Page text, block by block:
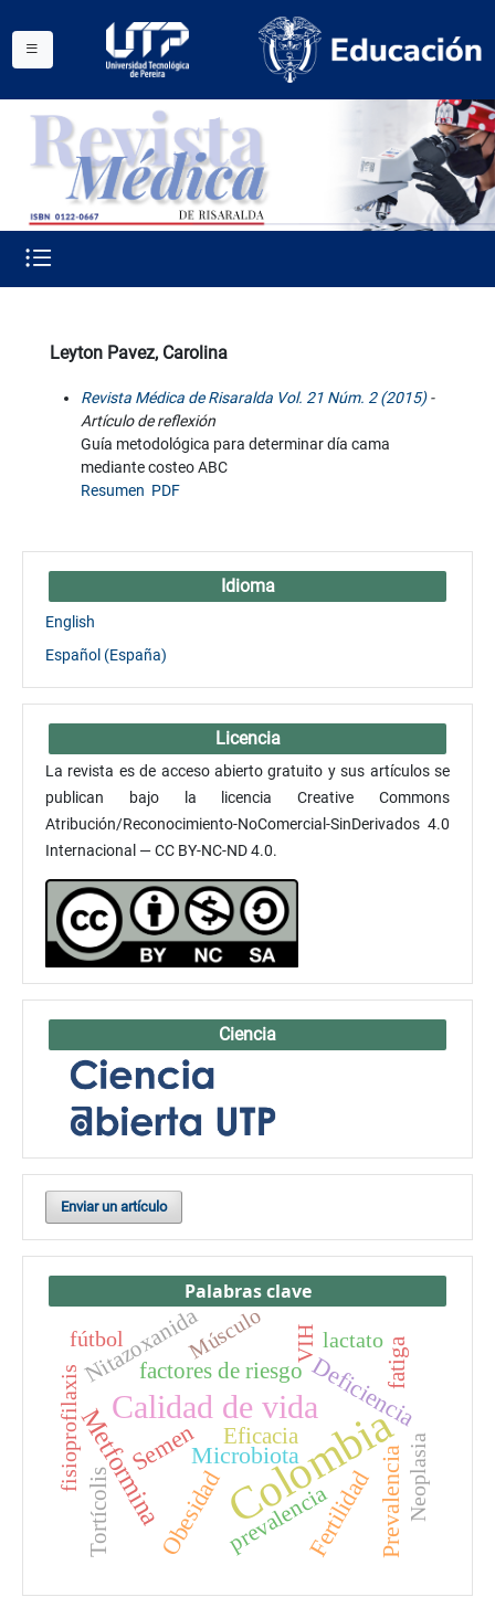
Leyton Pavez, Carolina
Revista Médica de Risaralda Vol. 21 Núm. 2 (2015)-
Artículo de reflexión
Guía metodológica para determinar día cama
mediante costeo ABC
Resumen PDF
Idioma
English
Español (España)
Licencia
La revista es de acceso abierto gratuito y sus artículos se
publican bajo la licencia Creative Commons
Atribución/Reconocimiento-NoComercial-SinDerivados 4.0
Internacional — CC BY-NC-ND 4.0.
Ciencia
Enviar un artículo
Palabras clave
Colombia
Calidad de vida
Metformina Microbiota
Obesidad
Semen
FertilidadPrevalencia
Deficiencia
factores de riesgo fatiga
Nitazoxanida
Eficacia
Tortícolis prevalencia
VIH
Músculo
fisioprofilaxis
fútbol lactato
Neoplasia